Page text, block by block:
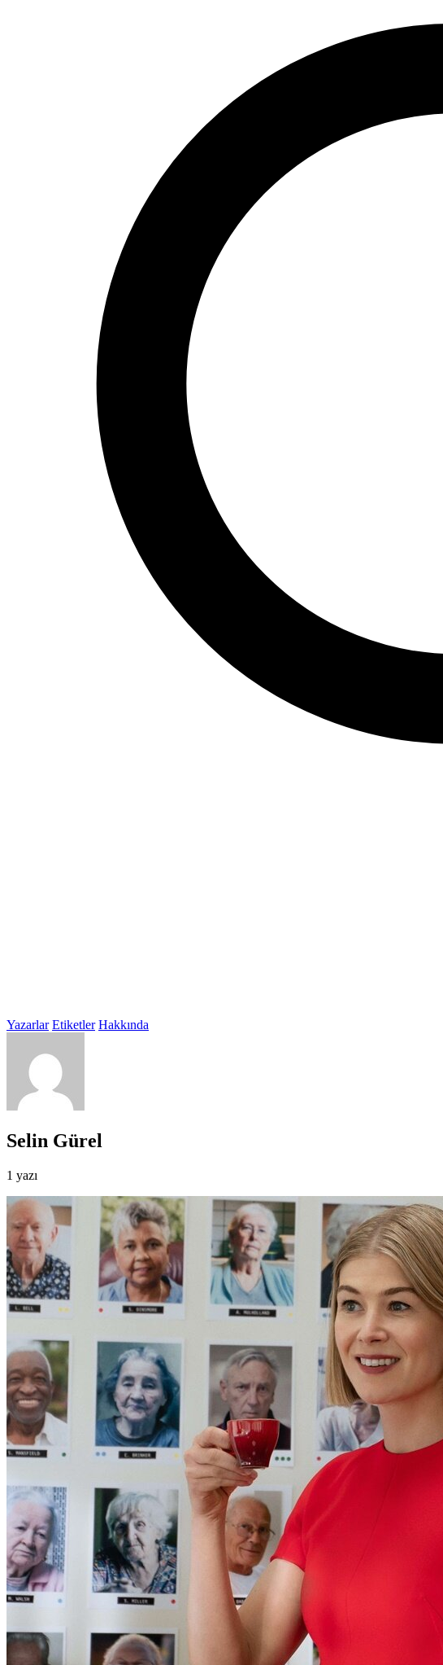
Yazarlar Etiketler Hakkında
Selin Gürel
1 yazı